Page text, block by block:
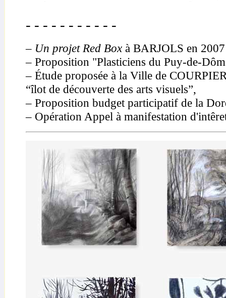
- - - - - - - - - - -
– Un projet Red Box à BARJOLS en
– Proposition "Plasticiens du Puy-de-
– Étude proposée à la Ville de
“îlot de découverte des arts visuels”,
– Proposition budget participatif de la
– Opération Appel à manifestation